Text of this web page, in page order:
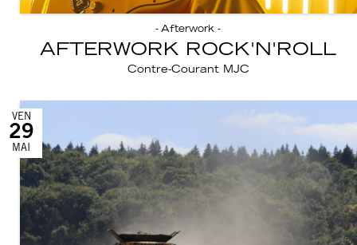
- Afterwork -
AFTERWORK ROCK'N'ROLL
Contre-Courant MJC
VEN
29
MAI